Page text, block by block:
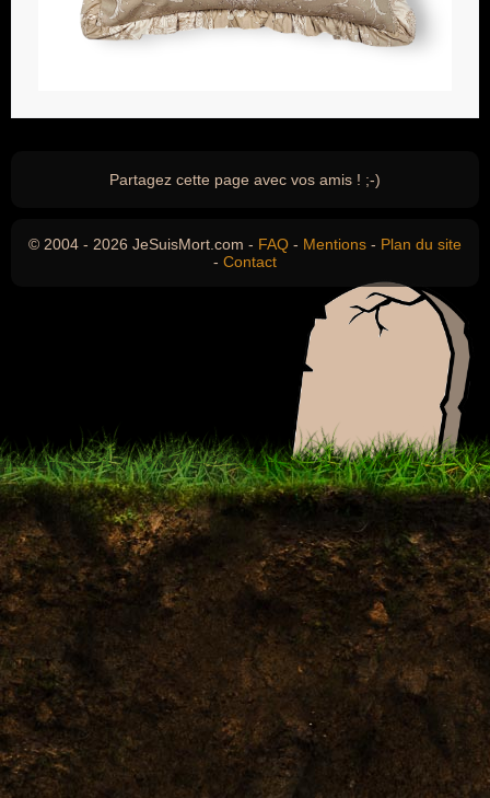
Partagez cette page avec vos amis ! ;-)
© 2004 - 2026 JeSuisMort.com - FAQ - Mentions - Plan du site
- Contact